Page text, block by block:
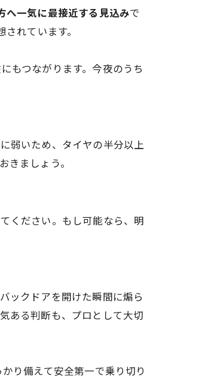
へ一気に最接近する見込みで
れています。
もつながります。今夜のうち
弱いため、タイヤの半分以上
ましょう。
ください。もし可能なら、明
ックドアを開けた瞬間に煽ら
ある判断も、プロとして大切
り備えて安全第一で乗り切り